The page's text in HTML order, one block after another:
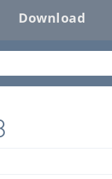
Download